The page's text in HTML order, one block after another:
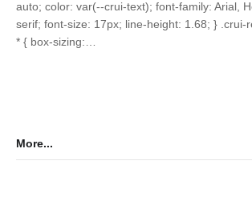
auto; color: var(--crui-text); font-family: Arial,
serif; font-size: 17px; line-height: 1.68; } .crui-
* { box-sizing:…
More...